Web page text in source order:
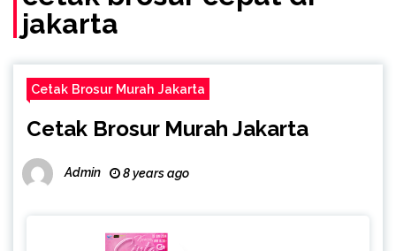
jakarta
Cetak Brosur Murah Jakarta
Cetak Brosur Murah Jakarta
Admin 8 years ago